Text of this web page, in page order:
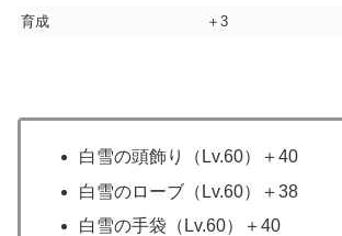
育成
＋3
白雪の頭飾り（Lv.60）＋40
白雪のローブ（Lv.60）＋38
白雪の手袋（Lv.60）＋40